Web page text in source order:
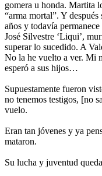
gomera u honda. Martita
“arma mortal”. Y
años y todavía permanece
José Silvestre ‘Liqui’,
superar lo sucedido. A
No la he vuelto a ver. Mi
esperó a sus hijos…
Supuestamente fueron
no tenemos testigos, [no
vuelo.
Eran tan jóvenes y ya
mataron.
Su lucha y juventud